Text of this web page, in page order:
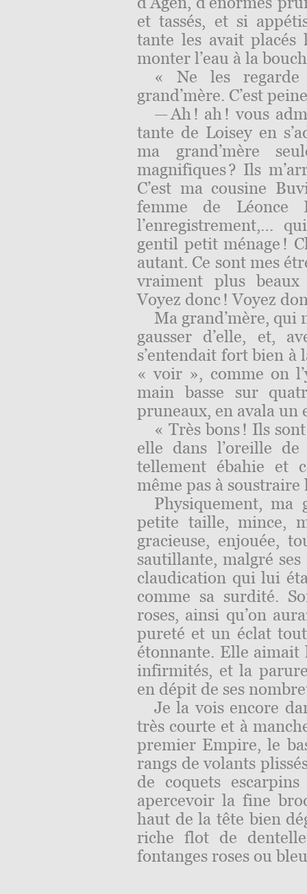
et tassés, et si
tante les avait
monter l’eau à la
« Ne les
grand’mère. C’est
— Ah ! ah ! vous
tante de Loisey en
ma grand’mère
magnifiques ? Ils
C’est ma cousine
femme de Léonce
l’enregistrement,…
gentil petit ménage !
autant. Ce sont mes
vraiment plus beaux
Voyez donc ! Voyez
Ma grand’mère, qui
gausser d’elle, et,
s’entendait fort bien à
« voir », comme on
main basse sur
pruneaux, en avala un
« Très bons ! Ils
elle dans l’oreille
tellement ébahie et
même pas à
Physiquement, ma
petite taille, mince,
gracieuse, enjouée,
sautillante, malgré
claudication qui lui
comme sa surdité.
roses, ainsi qu’on
pureté et un éclat
étonnante. Elle aimait
infirmités, et la
en dépit de ses
Je la vois encore
très courte et à
premier Empire, le
rangs de volants
de coquets
apercevoir la fine
haut de la tête bien
riche flot de
fontanges roses ou